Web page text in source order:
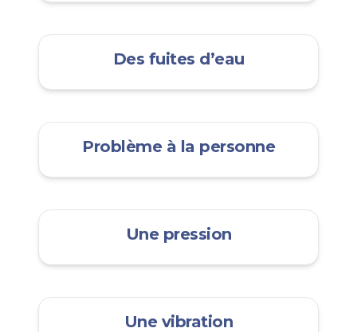
Des fuites d’eau
Problème à la personne
Une pression
Une vibration